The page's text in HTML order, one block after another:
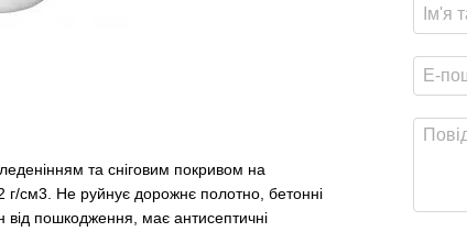
та сніговим покривом на
г/см3. Не руйнує дорожнє полотно, бетонні
від пошкодження, має антисептичні